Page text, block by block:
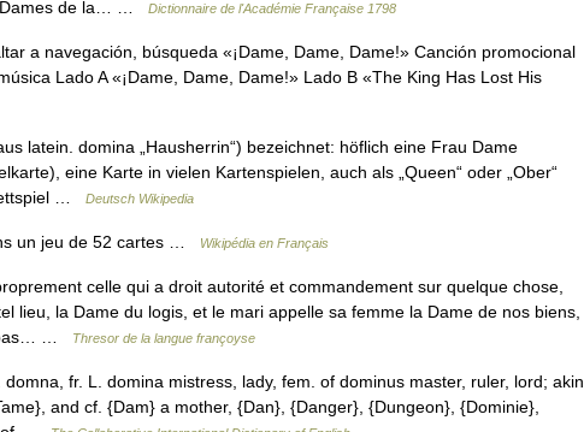
Dames de la… …
Dictionnaire de l'Académie Française 1798
a navegación, búsqueda «¡Dame, Dame, Dame!» Canción promocional
Lado A «¡Dame, Dame, Dame!» Lado B «The King Has Lost His
latein. domina „Hausherrin“) bezeichnet: höflich eine Frau Dame
eine Karte in vielen Kartenspielen, auch als „Queen“ oder „Ober“
…
Deutsch Wikipedia
un jeu de 52 cartes … Wikipédia en Français
celle qui a droit autorité et commandement sur quelque chose,
lieu, la Dame du logis, et le mari appelle sa femme la Dame de nos biens,
pas… …
Thresor de la langue françoyse
fr. L. domina mistress, lady, fem. of dominus master, ruler, lord; akin
and cf. {Dam} a mother, {Dan}, {Danger}, {Dungeon}, {Dominie},